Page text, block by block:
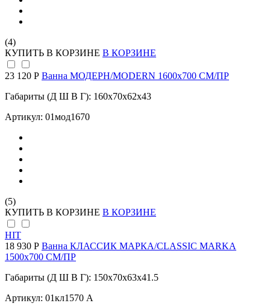
(4)
КУПИТЬ В КОРЗИНЕ В КОРЗИНЕ
23 120 Р Ванна МОДЕРН/MODERN 1600х700 СМ/ПР
Габариты (Д Ш В Г): 160x70x62x43
Артикул: 01мод1670
(5)
КУПИТЬ В КОРЗИНЕ В КОРЗИНЕ
HIT
18 930 Р Ванна КЛАССИК МАРКА/CLASSIC MARKA
1500х700 СМ/ПР
Габариты (Д Ш В Г): 150x70x63x41.5
Артикул: 01кл1570 А